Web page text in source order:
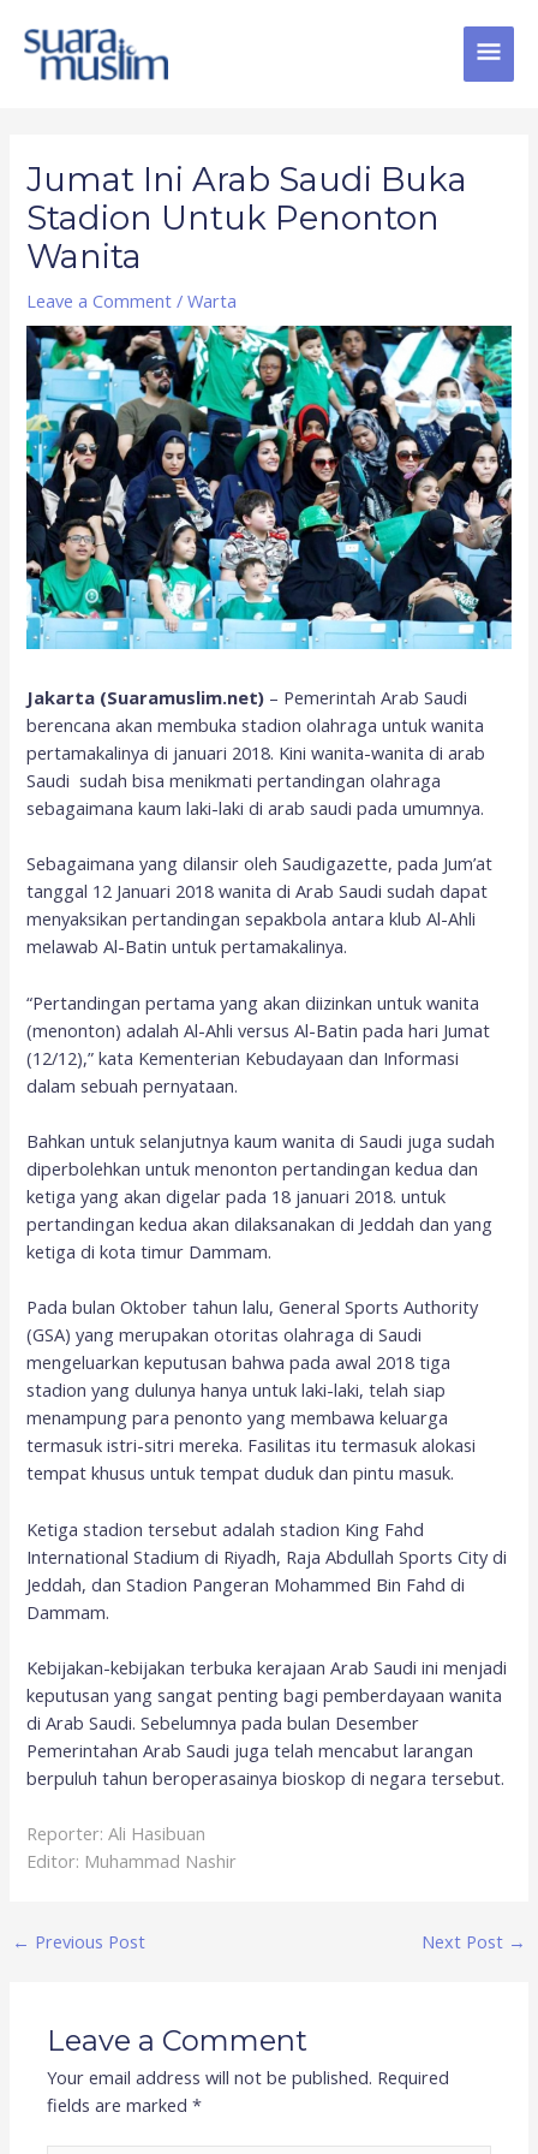
content
Jumat Ini Arab Saudi Buka
Stadion Untuk Penonton
Wanita
Leave a Comment /Warta
Jakarta (Suaramuslim.net) – Pemerintah Arab Saudi
berencana akan membuka stadion olahraga untuk wanita
pertamakalinya di januari 2018. Kini wanita-wanita di arab
Saudi sudah bisa menikmati pertandingan olahraga
sebagaimana kaum laki-laki di arab saudi pada umumnya.
Sebagaimana yang dilansir oleh Saudigazette, pada Jum’at
tanggal 12 Januari 2018 wanita di Arab Saudi sudah dapat
menyaksikan pertandingan sepakbola antara klub Al-Ahli
melawab Al-Batin untuk pertamakalinya.
“Pertandingan pertama yang akan diizinkan untuk wanita
(menonton) adalah Al-Ahli versus Al-Batin pada hari Jumat
(12/12),” kata Kementerian Kebudayaan dan Informasi
dalam sebuah pernyataan.
Bahkan untuk selanjutnya kaum wanita di Saudi juga sudah
diperbolehkan untuk menonton pertandingan kedua dan
ketiga yang akan digelar pada 18 januari 2018. untuk
pertandingan kedua akan dilaksanakan di Jeddah dan yang
ketiga di kota timur Dammam.
Pada bulan Oktober tahun lalu, General Sports Authority
(GSA) yang merupakan otoritas olahraga di Saudi
mengeluarkan keputusan bahwa pada awal 2018 tiga
stadion yang dulunya hanya untuk laki-laki, telah siap
menampung para penonto yang membawa keluarga
termasuk istri-sitri mereka. Fasilitas itu termasuk alokasi
tempat khusus untuk tempat duduk dan pintu masuk.
Ketiga stadion tersebut adalah stadion King Fahd
International Stadium di Riyadh, Raja Abdullah Sports City di
Jeddah, dan Stadion Pangeran Mohammed Bin Fahd di
Dammam.
Kebijakan-kebijakan terbuka kerajaan Arab Saudi ini menjadi
keputusan yang sangat penting bagi pemberdayaan wanita
di Arab Saudi. Sebelumnya pada bulan Desember
Pemerintahan Arab Saudi juga telah mencabut larangan
berpuluh tahun beroperasainya bioskop di negara tersebut.
Reporter: Ali Hasibuan
Editor: Muhammad Nashir
← Previous Post Next Post →
Leave a Comment
Your email address will not be published. Required
fields are marked*